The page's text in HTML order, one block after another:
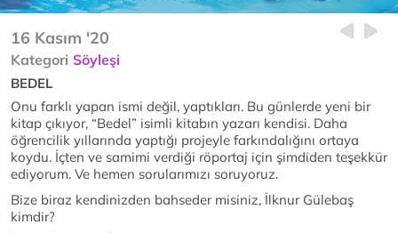
16 Kasım '20
Kategori Söyleşi
BEDEL
Onu farklı yapan ismi değil, yaptıkları. Bu günlerde yeni bir
kitap çıkıyor, “Bedel” isimli kitabın yazarı kendisi. Daha
öğrencilik yıllarında yaptığı projeyle farkındalığını ortaya
koydu. İçten ve samimi verdiği röportaj için şimdiden teşekkür
ediyorum. Ve hemen sorularımızı soruyoruz.
Bize biraz kendinizden bahseder misiniz, İlknur Gülebaş
kimdir?